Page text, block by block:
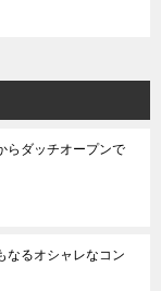
らダッチオープンで
なるオシャレなコン